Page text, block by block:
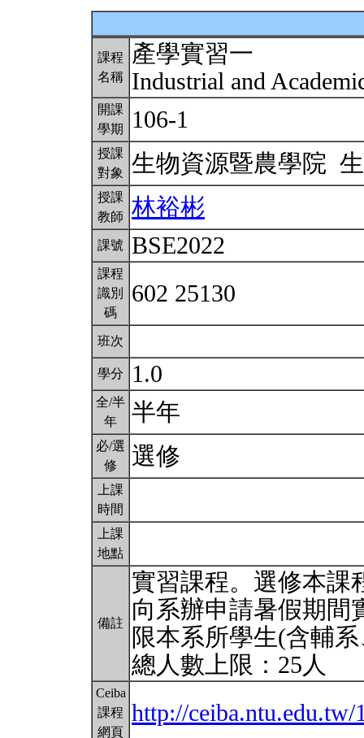
課程
名稱
產學實習一
Industrial and
開課
學期
106-1
授課
對象
生物資源暨農學院
授課
教師
林裕彬
課號 BSE2022
課程
識別
碼
602 25130
班次
學分 1.0
全/半
年
半年
必/選
修
選修
上課
時間
上課
地點
備註
實習課程。選修本課
向系辦申請暑假期間
限本系所學生(含輔
總人數上限：25人
Ceiba
課程
網頁
http://ceiba.ntu.edu.tw/